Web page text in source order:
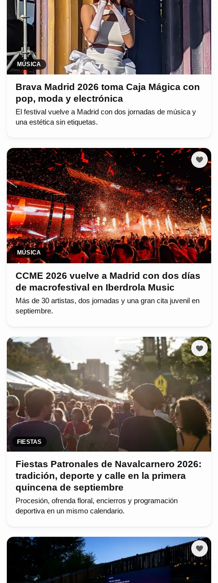
MÚSICA
Brava Madrid 2026 toma Caja Mágica con
pop, moda y electrónica
El festival vuelve a Madrid con dos jornadas de música y
una estética sin etiquetas.
MÚSICA
CCME 2026 vuelve a Madrid con dos días
de macrofestival en Iberdrola Music
Más de 30 artistas, dos jornadas y una gran cita juvenil en
septiembre.
FIESTAS
Fiestas Patronales de Navalcarnero 2026:
tradición, deporte y calle en la primera
quincena de septiembre
Procesión, ofrenda floral, encierros y programación
deportiva en un mismo calendario.